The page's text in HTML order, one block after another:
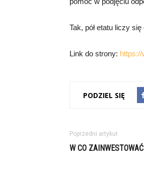
Tak, pół etatu liczy
Link do strony: https://
PODZIEL SIĘ
Poprzedni artykuł
W CO